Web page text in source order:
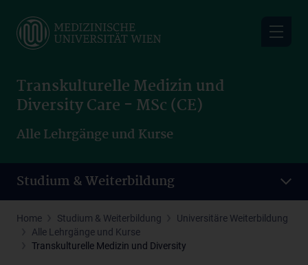
main
Transkulturelle Medizin und
Diversity Care - MSc (CE)
Alle Lehrgänge und Kurse
Studium & Weiterbildung
Home Studium & Weiterbildung
Universitäre Weiterbildung
Alle Lehrgänge und Kurse
Transkulturelle Medizin und Diversity